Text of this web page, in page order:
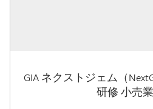
GIA ネクストジェム（
研修 小売